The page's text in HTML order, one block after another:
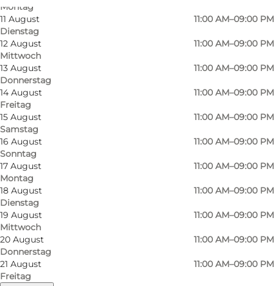
Montag
11 August
Dienstag
11:00 AM–09:00 PM
12 August
Mittwoch
11:00 AM–09:00 PM
13 August
Donnerstag
11:00 AM–09:00 PM
14 August
Freitag
11:00 AM–09:00 PM
15 August
Samstag
11:00 AM–09:00 PM
16 August
Sonntag
11:00 AM–09:00 PM
17 August
Montag
11:00 AM–09:00 PM
18 August
Dienstag
11:00 AM–09:00 PM
19 August
Mittwoch
11:00 AM–09:00 PM
20 August
Donnerstag
11:00 AM–09:00 PM
21 August
Freitag
11:00 AM–09:00 PM
Foto:
©Wonderful Copenhagen